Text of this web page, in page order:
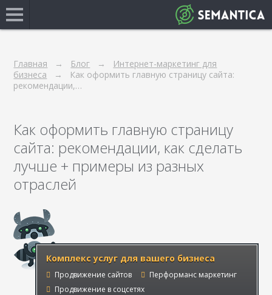
Главная Блог
Интернет-маркетинг для
бизнеса
Как оформить главную страницу сайта:
рекомендации,…
Как оформить главную страницу
сайта: рекомендации, как сделать
лучше + примеры из разных
отраслей
Комплекс услуг для вашего бизнеса
Продвижение сайтов
Перформанс маркетинг
Продвижение в соцсетях